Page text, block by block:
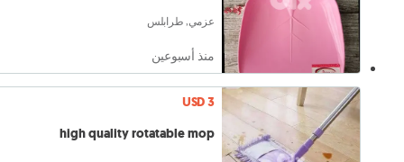
عزمي, طرابلس
منذ أسبوعين
USD 3
high quality rotatable mop